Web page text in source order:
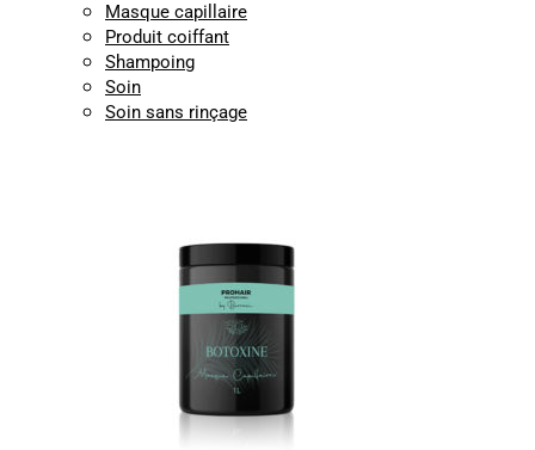
Masque capillaire
Produit coiffant
Shampoing
Soin
Soin sans rinçage